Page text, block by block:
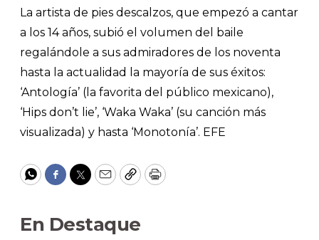
La artista de pies descalzos, que empezó a cantar
a los 14 años, subió el volumen del baile
regalándole a sus admiradores de los noventa
hasta la actualidad la mayoría de sus éxitos:
‘Antología’ (la favorita del público mexicano),
‘Hips don’t lie’, ‘Waka Waka’ (su canción más
visualizada) y hasta ‘Monotonía’. EFE
WhatsApp
Facebook
Twitter
EmailCopyPrint
En Destaque